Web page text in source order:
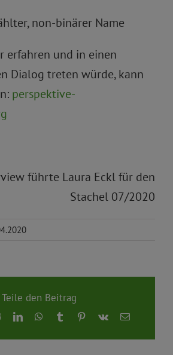
non-binärer Name
erfahren und in einen
Dialog treten würde, kann
perspektive-
führte Laura Eckl für den
Stachel 07/2020
Teile den Beitrag
RedditLinkedInWhatsApp
TumblrPinterest
Vk
E-